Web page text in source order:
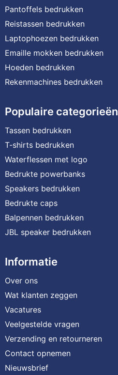
Pantoffels bedrukken
Reistassen bedrukken
Laptophoezen bedrukken
Emaille mokken bedrukken
Hoeden bedrukken
Rekenmachines bedrukken
Populaire categorieën
Tassen bedrukken
T-shirts bedrukken
Waterflessen met logo
Bedrukte powerbanks
Speakers bedrukken
Bedrukte caps
Balpennen bedrukken
JBL speaker bedrukken
Informatie
Over ons
Wat klanten zeggen
Vacatures
Veelgestelde vragen
Verzending en retourneren
Contact opnemen
Nieuwsbrief